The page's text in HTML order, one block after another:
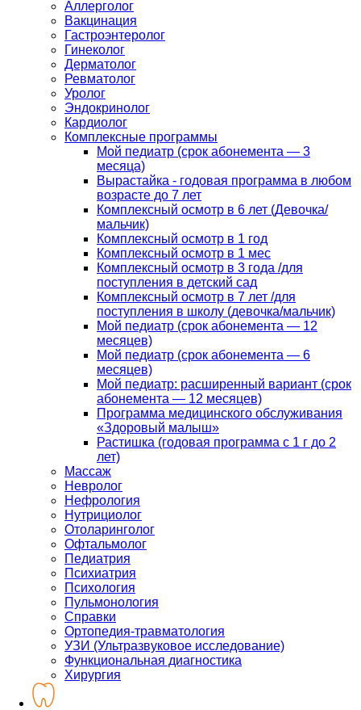
Аллерголог
Вакцинация
Гастроэнтеролог
Гинеколог
Дерматолог
Ревматолог
Уролог
Эндокринолог
Кардиолог
Комплексные программы
Мой педиатр (срок абонемента — 3
месяца)
Вырастайка - годовая программа в любом
возрасте до 7 лет
Комплексный осмотр в 6 лет (Девочка/
мальчик)
Комплексный осмотр в 1 год
Комплексный осмотр в 1 мес
Комплексный осмотр в 3 года /для
поступления в детский сад
Комплексный осмотр в 7 лет /для
поступления в школу (девочка/мальчик)
Мой педиатр (срок абонемента — 12
месяцев)
Мой педиатр (срок абонемента — 6
месяцев)
Мой педиатр: расширенный вариант (срок
абонемента — 12 месяцев)
Программа медицинского обслуживания
«Здоровый малыш»
Растишка (годовая программа с 1 г до 2
лет)
Массаж
Невролог
Нефрология
Нутрициолог
Отоларинголог
Офтальмолог
Педиатрия
Психиатрия
Психология
Пульмонология
Справки
Ортопедия-травматология
УЗИ (Ультразвуковое исследование)
Функциональная диагностика
Хирургия